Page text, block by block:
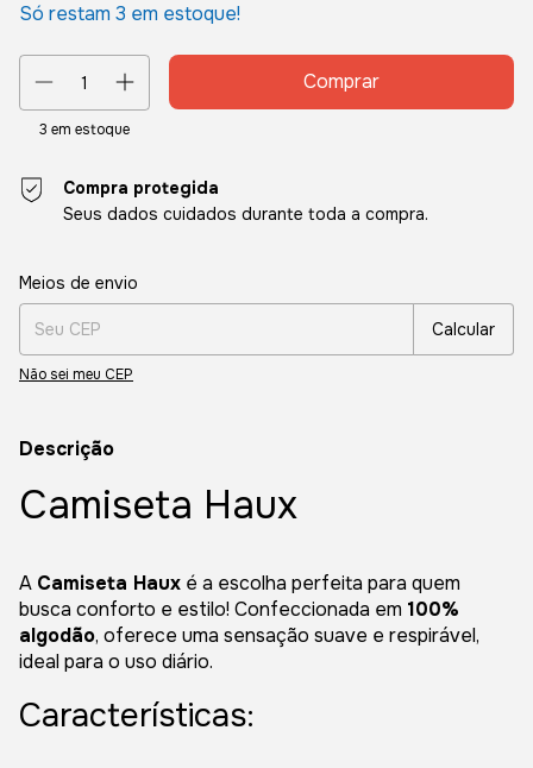
Só restam 3 em estoque!
3 em estoque
Compra protegida
Seus dados cuidados durante toda a compra.
Entregas para o CEP:
Meios de envio
Calcular
Não sei meu CEP
Descrição
Camiseta Haux
A Camiseta Haux é a escolha perfeita para quem
busca conforto e estilo! Confeccionada em 100%
algodão, oferece uma sensação suave e respirável,
ideal para o uso diário.
Características: